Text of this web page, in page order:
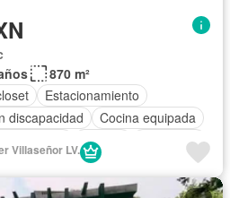
870 m²
Estacionamiento
discapacidad
Cocina equipada
Jacuzzi
Seguridad
Sin amueblar
06/07/2026 en - Coldwell Banker Villaseñor LV.